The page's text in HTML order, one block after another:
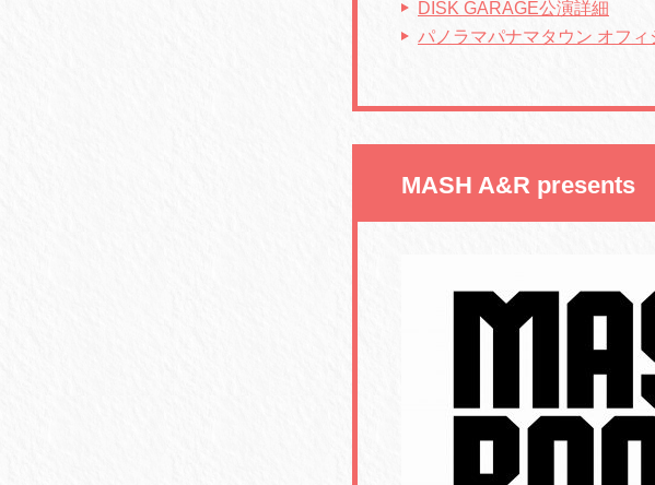
DISK GARAGE公演詳細
パノラマパナマタウン オフィ
MASH A&R presents